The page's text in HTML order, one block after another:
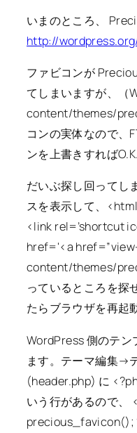
いまのところ、
http://
ファビコンが
てしまいますが、（
content/themes/
コンの実体なので、
ンを上書きすればO.K.
だいぶ探し回ってし
スを表示して、
<link rel=’shortcut
href='<a
content/themes/
っているところを探
たらブラウザを再起
WordPress 側のテン
ます。テーマ編集→
(header.php) に
いう行があるので、
precious_favicon();